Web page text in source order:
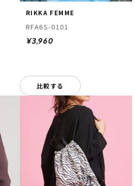
RIKKA FEMME
RFA6S-0101
¥3,960
比較する